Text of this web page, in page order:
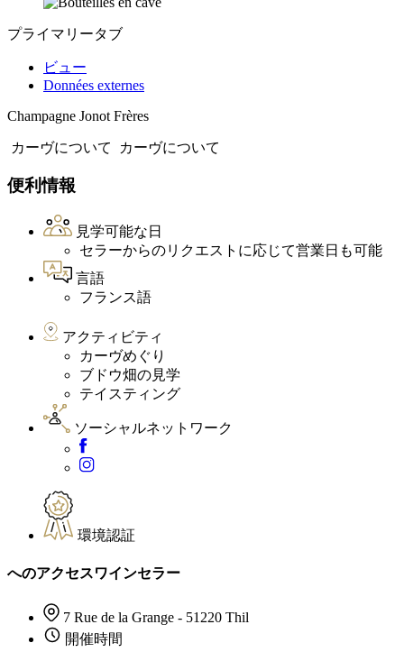
プライマリータブ
ビュー
Données externes
Champagne Jonot Frères
カーヴについて カーヴについて
便利情報
見学可能な日
セラーからのリクエストに応じて営業日も可能
言語
フランス語
アクティビティ
カーヴめぐり
ブドウ畑の見学
テイスティング
ソーシャルネットワーク
環境認証
へのアクセスワインセラー
7 Rue de la Grange - 51220 Thil
開催時間